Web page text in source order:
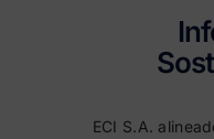
ECI S.A.